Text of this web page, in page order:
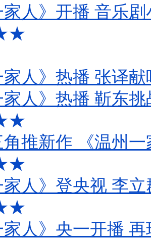
家人》开播 音乐
家人》热播 张译
家人》热播 靳东
推新作 《温州
家人》登央视 李
家人》央一开播